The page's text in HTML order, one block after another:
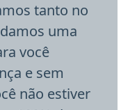
tanto no
uma
você
e sem
não estiver